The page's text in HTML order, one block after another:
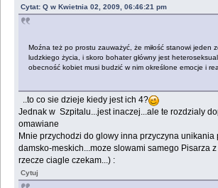
Cytat: Q w Kwietnia 02, 2009, 06:46:21 pm
Moźna też po prostu zauważyć, że miłość stanowi jeden
ludzkiego życia, i skoro bohater główny jest
obecność kobiet musi budzić w nim określone emocje i
..to co sie dzieje kiedy jest ich 4?
Jednak w Szpitalu...jest inaczej...ale te rozdzialy
omawiane
Mnie przychodzi do glowy inna przyczyna unikania
damsko-meskich...moze slowami samego Pisarza
rzecze ciagle czekam...) :
Cytuj